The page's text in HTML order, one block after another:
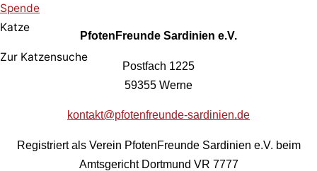
Spende
Katze
Zur Katzensuche
PfotenFreunde Sardinien e.V.
Postfach 1225
59355 Werne
kontakt@pfotenfreunde-sardinien.de
Registriert als Verein PfotenFreunde Sardinien e.V. beim
Amtsgericht Dortmund VR 7777